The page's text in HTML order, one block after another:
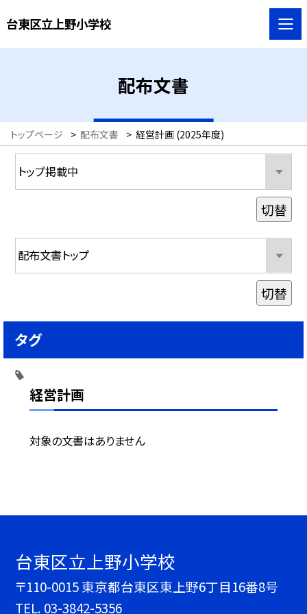
台東区立上野小学校
配布文書
トップページ > 配布文書 > 経営計画 (2025年度)
経営計画
対象の文書はありません
切替
切替
タグ
台東区立上野小学校
〒110-0015 東京都台東区東上野6丁目16番8号
TEL. 03-3842-5356